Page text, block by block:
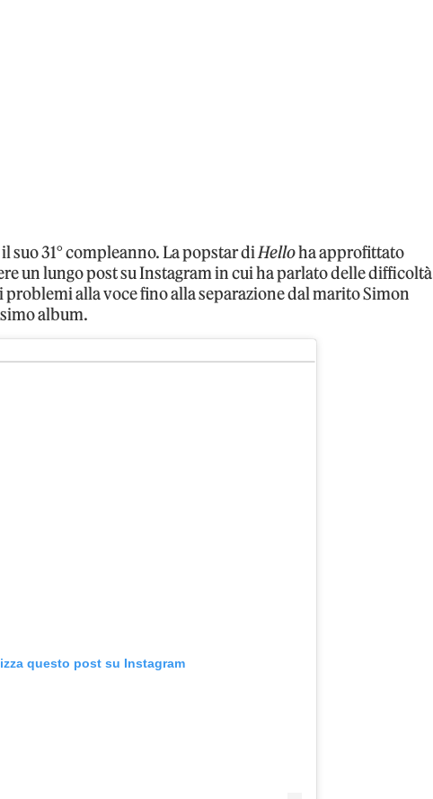
suo 31° compleanno. La popstar diHelloha approfittato
un lungo post su Instagram in cui ha parlato delle difficoltà
alla voce fino alla separazione dal marito Simon
album.
questo post su Instagram